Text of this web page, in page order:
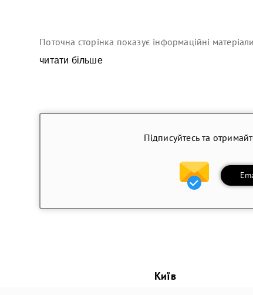
Поточна сторінка показує інформаційні
читати більше
Підписуйтесь та
Київ